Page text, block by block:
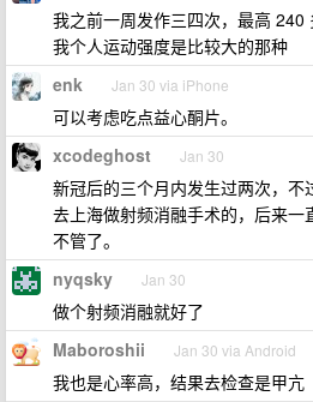
我之前一周发作三四次，最高 240
我个人运动强度是比较大的那种
enk Jan 30 via iPhone
可以考虑吃点益心酮片。
xcodeghost Jan 30
新冠后的三个月内发生过两次，
去上海做射频消融手术的，后来
不管了。
nyqsky Jan 30
做个射频消融就好了
Maboroshii Jan 30 via Android
我也是心率高，结果去检查是甲亢